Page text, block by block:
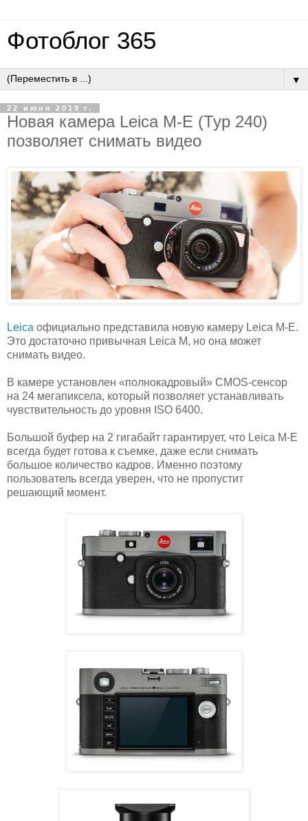
Фотоблог 365
▼
22 июня 2019 г.
Новая камера Leica M-E (Typ 240)
позволяет снимать видео
Leica официально представила новую камеру Leica M-E.
Это достаточно привычная Leica M, но она может
снимать видео.
В камере установлен «полнокадровый» CMOS-сенсор
на 24 мегапиксела, который позволяет устанавливать
чувствительность до уровня ISO 6400.
Большой буфер на 2 гигабайт гарантирует, что Leica M-E
всегда будет готова к съемке, даже если снимать
большое количество кадров. Именно поэтому
пользователь всегда уверен, что не пропустит
решающий момент.